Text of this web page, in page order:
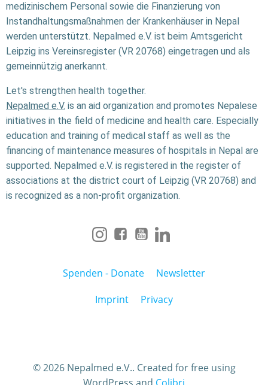
medizinischem Personal sowie die Finanzierung von
Instandhaltungsmaßnahmen der Krankenhäuser in Nepal
werden unterstützt. Nepalmed e.V. ist beim Amtsgericht
Leipzig ins Vereinsregister (VR 20768) eingetragen und als
gemeinnützig anerkannt.
Let's strengthen health together.
Nepalmed e.V. is an aid organization and promotes Nepalese
initiatives in the field of medicine and health care. Especially
education and training of medical staff as well as the
financing of maintenance measures of hospitals in Nepal are
supported. Nepalmed e.V. is registered in the register of
associations at the district court of Leipzig (VR 20768) and
is recognized as a non-profit organization.
Spenden - Donate
Newsletter
Imprint
Privacy
© 2026 Nepalmed e.V.. Created for free using